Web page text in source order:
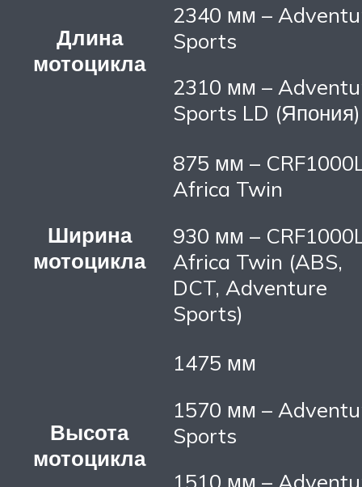
Длина
мотоцикла
2340 мм –
Sports
2310 мм –
Sports LD (Япония)
Ширина
мотоцикла
875 мм –
Africa Twin
930 мм –
Africa Twin (ABS,
DCT, Adventure
Sports)
Высота
мотоцикла
1475 мм
1570 мм –
Sports
1510 мм –